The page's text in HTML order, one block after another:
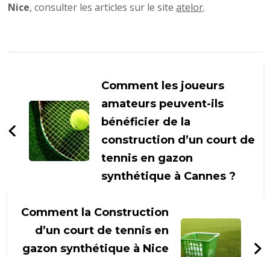
Nice, consulter les articles sur le siteatelor.
Comment les joueurs
amateurs peuvent-ils
bénéficier de la
construction d’un court de
tennis en gazon
synthétique à Cannes ?
Comment la Construction
d’un court de tennis en
gazon synthétique à Nice